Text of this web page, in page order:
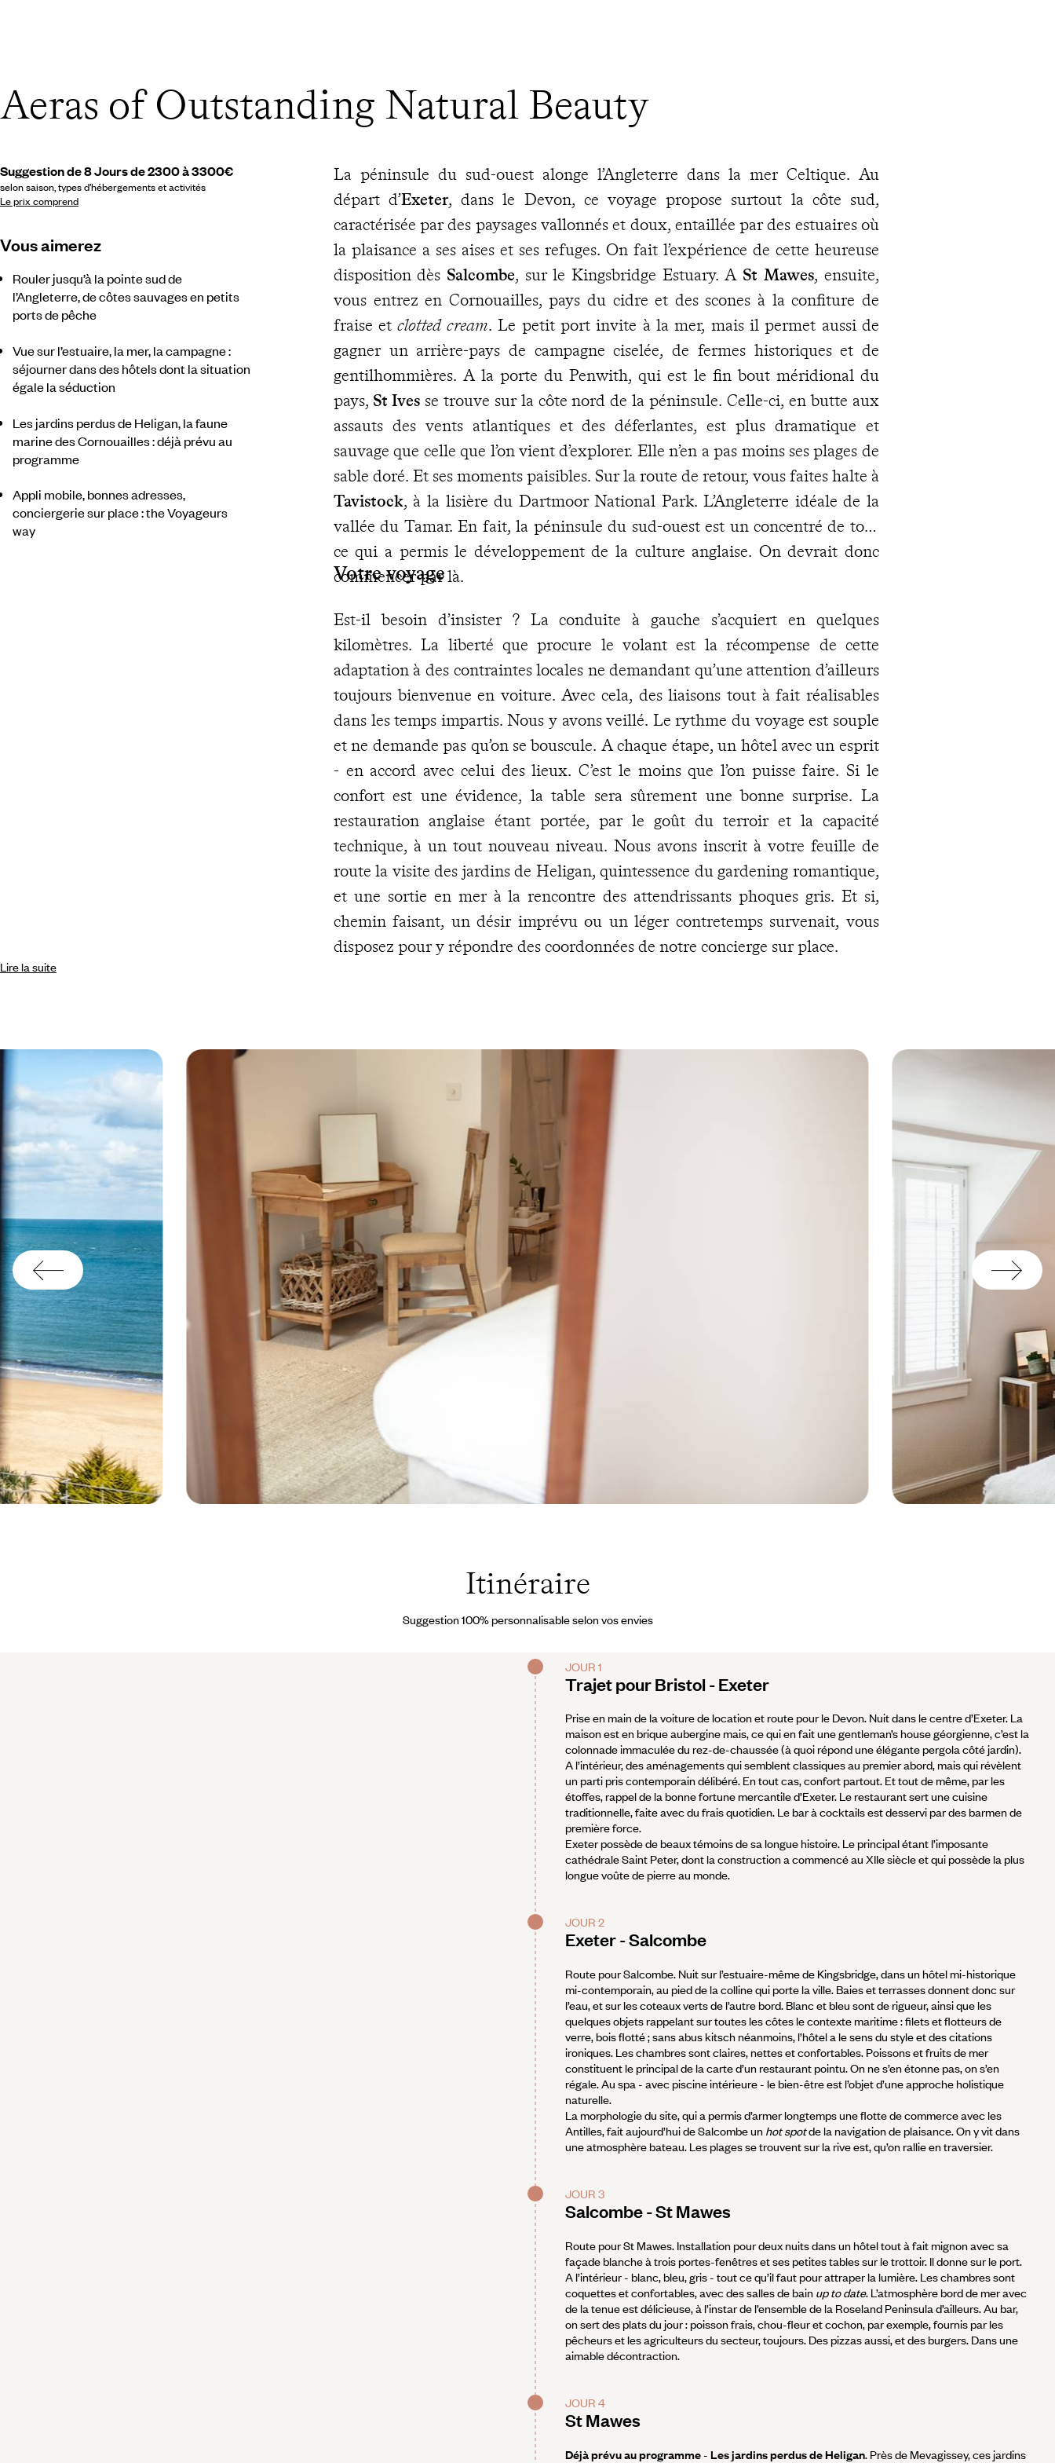
Aeras of Outstanding Natural Beauty
Suggestion de 8 Jours de 2300 à 3300€
selon saison, types d’hébergements et activités
Le prix comprend
Vous aimerez
Rouler jusqu’à la pointe sud de
l’Angleterre, de côtes sauvages en petits
ports de pêche
Vue sur l’estuaire, la mer, la campagne :
séjourner dans des hôtels dont la situation
égale la séduction
Les jardins perdus de Heligan, la faune
marine des Cornouailles : déjà prévu au
programme
Appli mobile, bonnes adresses,
conciergerie sur place : the Voyageurs
way
La péninsule du sud-ouest alonge l’Angleterre dans la mer Celtique. Au
départ d’Exeter, dans le Devon, ce voyage propose surtout la côte sud,
caractérisée par des paysages vallonnés et doux, entaillée par des estuaires où
la plaisance a ses aises et ses refuges. On fait l’expérience de cette heureuse
disposition dès Salcombe, sur le Kingsbridge Estuary. A St Mawes, ensuite,
vous entrez en Cornouailles, pays du cidre et des scones à la confiture de
fraise et clotted cream. Le petit port invite à la mer, mais il permet aussi de
gagner un arrière-pays de campagne ciselée, de fermes historiques et de
gentilhommières. A la porte du Penwith, qui est le fin bout méridional du
pays, St Ivesse trouve sur la côte nord de la péninsule. Celle-ci, en butte aux
assauts des vents atlantiques et des déferlantes, est plus dramatique et
sauvage que celle que l’on vient d’explorer. Elle n’en a pas moins ses plages de
sable doré. Et ses moments paisibles. Sur la route de retour, vous faites halte à
Tavistock, à la lisière du Dartmoor National Park. L’Angleterre idéale de la
vallée du Tamar. En fait, la péninsule du sud-ouest est un concentré de tout
ce qui a permis le développement de la culture anglaise. On devrait donc
commencer par là.
Votre voyage
Est-il besoin d’insister ? La conduite à gauche s’acquiert en quelques
kilomètres. La liberté que procure le volant est la récompense de cette
adaptation à des contraintes locales ne demandant qu’une attention d’ailleurs
toujours bienvenue en voiture. Avec cela, des liaisons tout à fait réalisables
dans les temps impartis. Nous y avons veillé. Le rythme du voyage est souple
et ne demande pas qu’on se bouscule. A chaque étape, un hôtel avec un esprit
- en accord avec celui des lieux. C’est le moins que l’on puisse faire. Si le
confort est une évidence, la table sera sûrement une bonne surprise. La
restauration anglaise étant portée, par le goût du terroir et la capacité
technique, à un tout nouveau niveau. Nous avons inscrit à votre feuille de
route la visite des jardins de Heligan, quintessence du gardening romantique,
et une sortie en mer à la rencontre des attendrissants phoques gris. Et si,
chemin faisant, un désir imprévu ou un léger contretemps survenait, vous
disposez pour y répondre des coordonnées de notre concierge sur place.
Lire la suite
Itinéraire
Suggestion 100% personnalisable selon vos envies
JOUR 1
Trajet pour Bristol - Exeter
Prise en main de la voiture de location et route pour le Devon. Nuit dans le centre d’Exeter. La
maison est en brique aubergine mais, ce qui en fait une gentleman’s house géorgienne, c’est la
colonnade immaculée du rez-de-chaussée (à quoi répond une élégante pergola côté jardin).
A l’intérieur, des aménagements qui semblent classiques au premier abord, mais qui révèlent
un parti pris contemporain délibéré. En tout cas, confort partout. Et tout de même, par les
étoffes, rappel de la bonne fortune mercantile d’Exeter. Le restaurant sert une cuisine
traditionnelle, faite avec du frais quotidien. Le bar à cocktails est desservi par des barmen de
première force.
Exeter possède de beaux témoins de sa longue histoire. Le principal étant l’imposante
cathédrale Saint Peter, dont la construction a commencé au XIIe siècle et qui possède la plus
longue voûte de pierre au monde.
JOUR 2
Exeter - Salcombe
Route pour Salcombe. Nuit sur l’estuaire-même de Kingsbridge, dans un hôtel mi-historique
mi-contemporain, au pied de la colline qui porte la ville. Baies et terrasses donnent donc sur
l’eau, et sur les coteaux verts de l’autre bord. Blanc et bleu sont de rigueur, ainsi que les
quelques objets rappelant sur toutes les côtes le contexte maritime : filets et flotteurs de
verre, bois flotté ; sans abus kitsch néanmoins, l’hôtel a le sens du style et des citations
ironiques. Les chambres sont claires, nettes et confortables. Poissons et fruits de mer
constituent le principal de la carte d’un restaurant pointu. On ne s’en étonne pas, on s’en
régale. Au spa - avec piscine intérieure - le bien-être est l’objet d’une approche holistique
naturelle.
La morphologie du site, qui a permis d’armer longtemps une flotte de commerce avec les
Antilles, fait aujourd’hui de Salcombe un hot spotde la navigation de plaisance. On y vit dans
une atmosphère bateau. Les plages se trouvent sur la rive est, qu’on rallie en traversier.
JOUR 3
Salcombe - St Mawes
Route pour St Mawes. Installation pour deux nuits dans un hôtel tout à fait mignon avec sa
façade blanche à trois portes-fenêtres et ses petites tables sur le trottoir. Il donne sur le port.
A l’intérieur - blanc, bleu, gris - tout ce qu’il faut pour attraper la lumière. Les chambres sont
coquettes et confortables, avec des salles de bain up to date. L’atmosphère bord de mer avec
de la tenue est délicieuse, à l’instar de l’ensemble de la Roseland Peninsula d’ailleurs. Au bar,
on sert des plats du jour : poisson frais, chou-fleur et cochon, par exemple, fournis par les
pêcheurs et les agriculteurs du secteur, toujours. Des pizzas aussi, et des burgers. Dans une
aimable décontraction.
JOUR 4
St Mawes
Déjà prévu au programme- Les jardins perdus de Heligan. Près de Mevagissey, ces jardins